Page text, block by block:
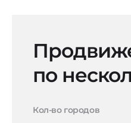
по
Кол-во городов